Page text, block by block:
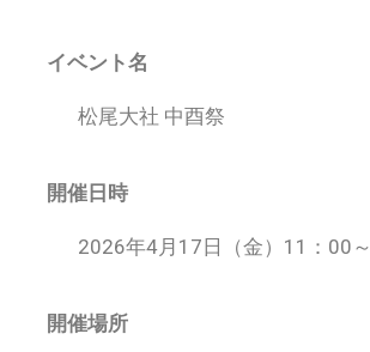
イベント名
松尾大社 中酉祭
開催日時
2026年4月17日（金）11：00～
開催場所